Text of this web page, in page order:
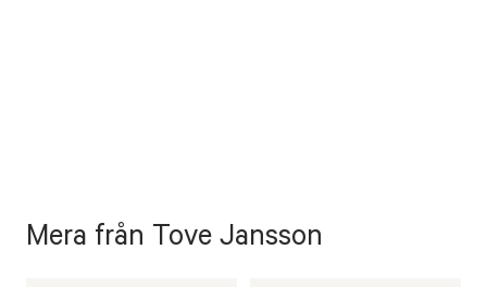
Mera från Tove Jansson